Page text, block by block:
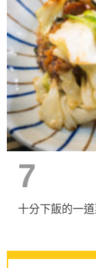
7
十分下飯的一